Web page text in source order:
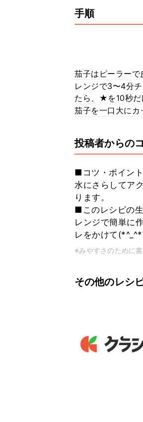
手順
茄子はピーラーで
レンジで3〜4分
たら、★を10秒だ
茄子を一口大に
投稿者からの
■コツ・ポイント
水にさらしてア
ります。
■このレシピの
レンジで簡単に
レをかけて
※みやすさのために
その他のレシ